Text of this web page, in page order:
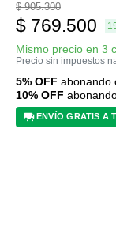
$905.300
$ 769.500
Mismo precio en 3
Precio sin impuestos
5% OFF abonando
10% OFF
ENVÍO GRATIS A